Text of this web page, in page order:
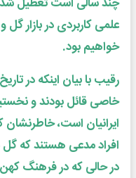
علمی کاربردی در بازار
خواهیم بود.
رقیب با بیان اینکه در
خاصی قائل بودند و
ایرانیان است، خاطرنشان
افراد مدعی هستند که
در حالی که در فرهنگ کهن